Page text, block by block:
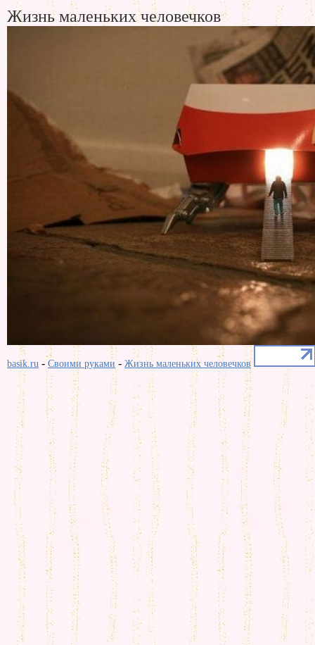
Жизнь маленьких человечков
basik.ru -Своими руками- Жизнь маленьких человечков